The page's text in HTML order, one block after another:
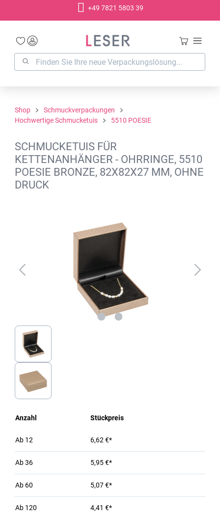
+49 7821 5803 39
Shop
Schmuckverpackungen
Hochwertige Schmucketuis
5510 POESIE
SCHMUCKETUIS FÜR
KETTENANHÄNGER - OHRRINGE, 5510
POESIE BRONZE, 82X82X27 MM, OHNE
DRUCK
Anzahl Stückpreis
Ab 12 6,62 €*
Ab36 5,95 €*
Ab 60 5,07 €*
Ab 120 4,41 €*